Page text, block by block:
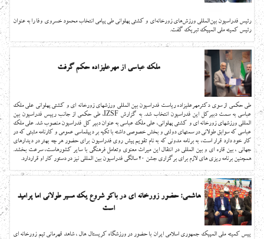
رئیس فدراسیون بين‌المللي ورزش‌هاي زورخانه‌اي و كشتي پهلواني طی پیامی انتخاب محمود خسروی وفا را به عنوان
رئیس کمیته ملی المپیک تبریک گفت.
ملک عباسی از مهرعلیزاده حکم گرفت
طی حکمی از سوی دکترمهرعلیزاده ریاست فدراسیون بین المللی ورزشهای زورخانه ای و کشتی پهلوانی علی ملک
عباسی به سمت دبیرکل این فدراسیون انتخاب شد. به گزارش IZSF، طی حکمی از جانب رییس فدراسیون بین
المللی ورزشهای زورخانه ای و کشتی پهلوانی، علی ملک عباسی به عنوان دبیر کل فدراسیون منصوب شد. علی ملک
عباسی که سوابق طولانی در سمتهای دولتی و بخش خصوصی داشته با تکیه بر دیپلماسی عمومی و کارنامه مثبتی که در
کار خود دارد قرار است، به برنامه مدونی که به نام تقویم پیش روی فدراسیون برای حضور هر چه بهتر در دیدارهای
جهانی ، بین قاره ای و بین المللی در انتقال این میراث معنوی وتعامل فرهنگی با سایر کشورهاست، سرعت بخشد.
همچنین برنامه ریزی های لازم برای برگزاری جشن 20 سالگی فدراسیون بین المللی نیز در دستور کار او قراردارد.
هاشمی: حضور زورخانه ای در باکو شروع یک مسیر طولانی اما پرامید
است
ييس كميته ملي المپيك جمهوری اسلامی ایران با حضور در ورزشگاه كريستال هال ، شاهد قهرماني تيم زورخانه اي